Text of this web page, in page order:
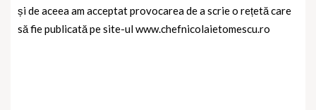
și de aceea am acceptat provocarea de a scrie o rețetă care
să fie publicată pe site-ul www.chefnicolaietomescu.ro